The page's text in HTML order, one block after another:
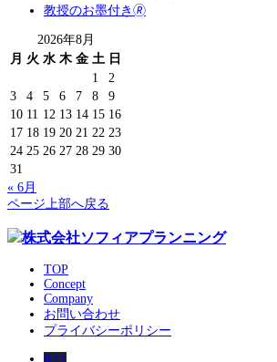
教授のお墨付き🄬
2026年8月
月 火 水 木 金 土 日
1
2
3
4 5 6 7 8
9
10 11 12 13 14 15 16
17 18 19 20 21 22 23
24 25 26 27 28 29 30
31
« 6月
ページ上部へ戻る
TOP
Concept
Company
お問い合わせ
プライバシーポリシー
RSS